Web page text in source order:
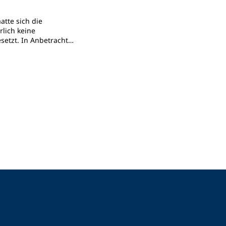
sich die
keine
In Anbetracht
Krieg – sowie der